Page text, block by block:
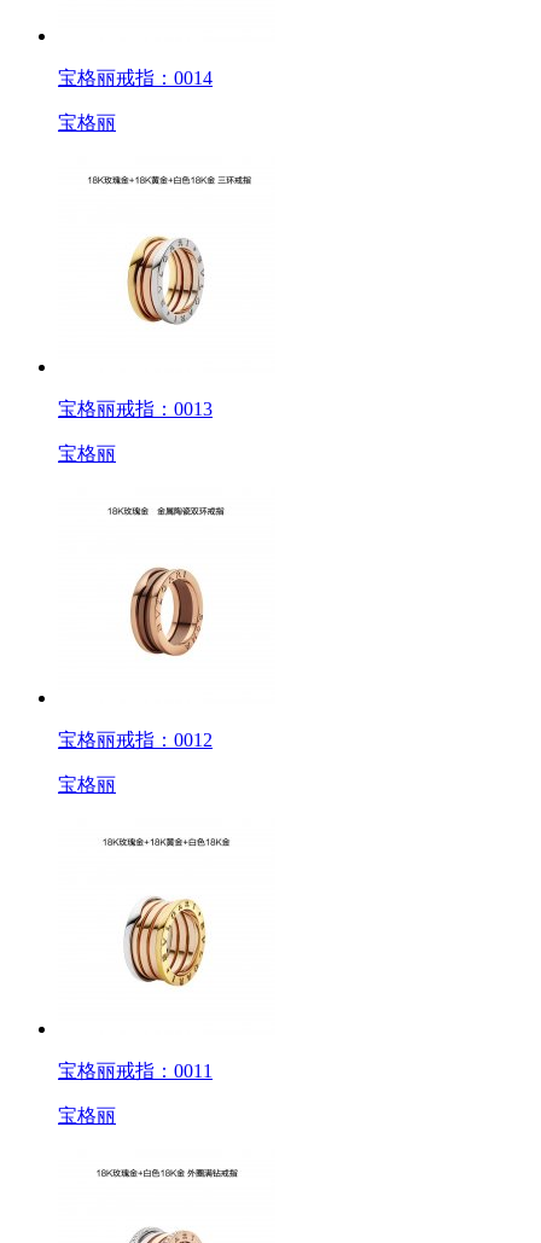
宝格丽戒指：0014
宝格丽
宝格丽戒指：0013
宝格丽
宝格丽戒指：0012
宝格丽
宝格丽戒指：0011
宝格丽